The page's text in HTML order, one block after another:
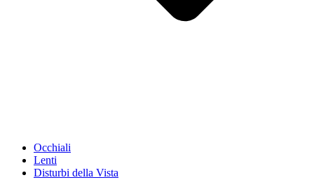
Occhiali
Lenti
Disturbi della Vista